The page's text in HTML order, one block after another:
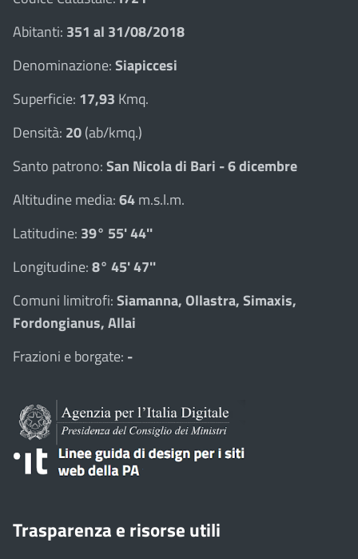
Abitanti: 351 al 31/08/2018
Denominazione:Siapiccesi
Superficie: 17,93 Kmq.
Densità: 20(ab/kmq.)
Santo patrono:San Nicola di Bari - 6 dicembre
Altitudine media:64m.s.l.m.
Latitudine: 39° 55' 44''
Longitudine:8° 45' 47''
Comuni limitrofi:Siamanna, Ollastra, Simaxis,
Fordongianus, Allai
Frazioni e borgate: -
Trasparenza e risorse utili